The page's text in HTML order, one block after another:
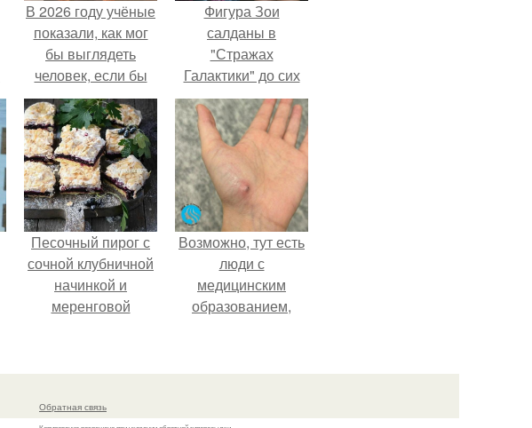
В 2026 году учёные
показали, как мог
бы выглядеть
человек, если бы
его тело
эволюционировало
специально для
выживания в
автокатастpoфах.
Фигура Зои
салданы в
"Стражах
Галактики" до сих
пор вызывает
восхищение.
Песочный пирог с
сочной клубничной
начинкой и
меренговой
Возможно, тут есть
люди с
медицинским
образованием,
Обратная связь